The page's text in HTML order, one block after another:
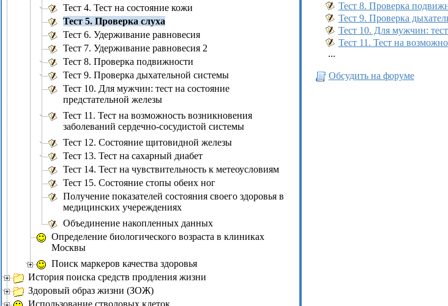
Тест 4. Тест на состояние кожи
Тест 5. Проверка слуха
Тест 6. Удерживание равновесия
Тест 7. Удерживание равновесия 2
Тест 8. Проверка подвижности
Тест 9. Проверка дыхательной системы
Тест 10. Для мужчин: тест на состояние
предстательной железы
Тест 11. Тест на возможность возникновения
заболеваний сердечно-сосудистой системы
Тест 12. Состояние щитовидной железы
Тест 13. Тест на сахарный диабет
Тест 14. Тест на чувствительность к метеоусловиям
Тест 15. Состояние стопы обеих ног
Получение показателей состояния своего здоровья в
медицинских учереждениях
Объединение накопленных данных
Определение биологического возраста в клиниках
Москвы
Поиск маркеров качества здоровья
История поиска средств продления жизни
Здоровый образ жизни (ЗОЖ)
Использование стволовых клеток
Тест 8. Проверка
Тест 9. Проверка
Тест 10. Для мужчин:
Тест 11. Тест на
...
Обсудить на форуме